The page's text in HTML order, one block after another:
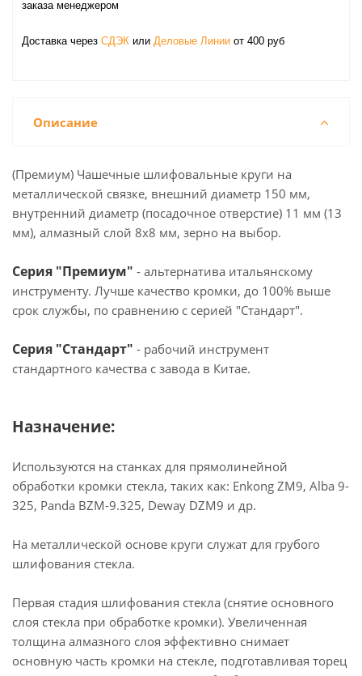
заказа менеджером
Доставка через СДЭК или Деловые Линии от 400 руб
Описание
(Премиум) Чашечные шлифовальные круги на
металлической связке, внешний диаметр 150 мм,
внутренний диаметр (посадочное отверстие) 11 мм (13
мм), алмазный слой 8х8 мм, зерно на выбор.
Серия "Премиум" - альтернатива итальянскому
инструменту. Лучше качество кромки, до 100% выше
срок службы, по сравнению с серией "Стандарт".
Серия "Стандарт" - рабочий инструмент
стандартного качества с завода в Китае.
Назначение:
Используются на станках для прямолинейной
обработки кромки стекла, таких как: Enkong ZM9, Alba 9-
325, Panda BZM-9.325, Deway DZM9 и др.
На металлической основе круги служат для грубого
шлифования стекла.
Первая стадия шлифования стекла (снятие основного
слоя стекла при обработке кромки). Увеличенная
толщина алмазного слоя эффективно снимает
основную часть кромки на стекле, подготавливая торец